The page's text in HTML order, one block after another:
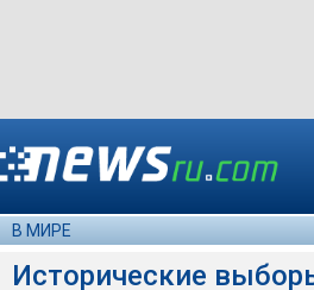
В МИРЕ
Исторические